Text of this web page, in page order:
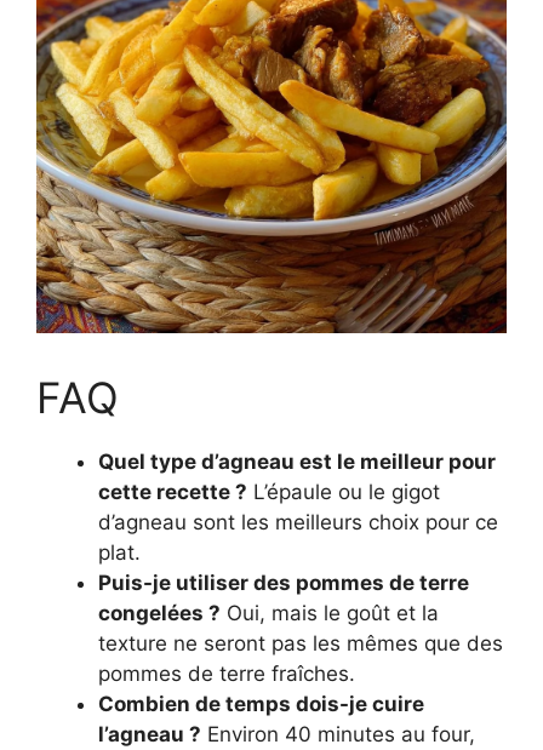
FAQ
Quel type d’agneau est le meilleur pour
cette recette ? L’épaule ou le gigot
d’agneau sont les meilleurs choix pour ce
plat.
Puis-je utiliser des pommes de terre
congelées ? Oui, mais le goût et la
texture ne seront pas les mêmes que des
pommes de terre fraîches.
Combien de temps dois-je cuire
l’agneau ? Environ 40 minutes au four,